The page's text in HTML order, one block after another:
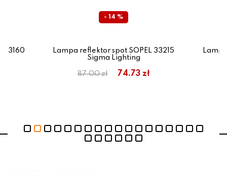
33160
- 14 %
Lampa reflektor spot SOPEL 33215
Sigma Lighting
87.00 zł 74.73 zł